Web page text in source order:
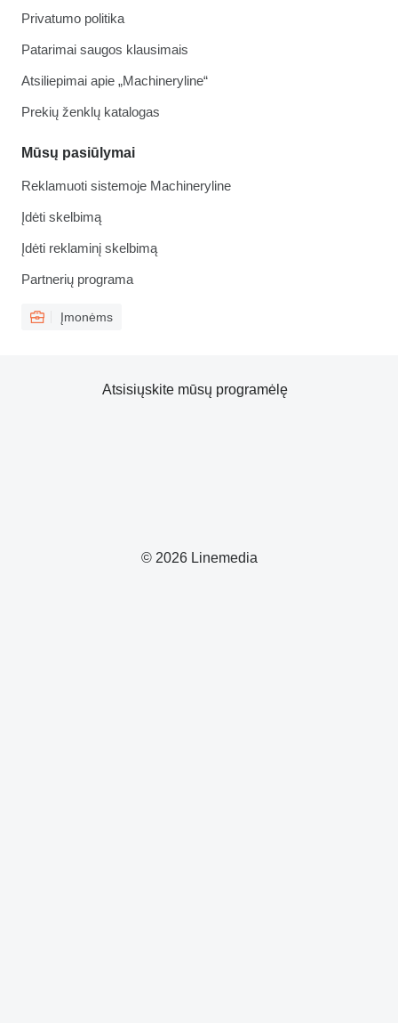
Privatumo politika
Patarimai saugos klausimais
Atsiliepimai apie „Machineryline“
Prekių ženklų katalogas
Mūsų pasiūlymai
Reklamuoti sistemoje Machineryline
Įdėti skelbimą
Įdėti reklaminį skelbimą
Partnerių programa
Įmonėms
© 2026 Linemedia
Atsisiųskite mūsų programėlę